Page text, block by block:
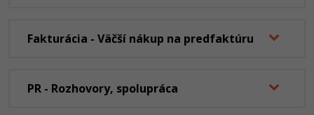
Fakturácia - Väčší nákup na predfaktúru
PR - Rozhovory, spolupráca